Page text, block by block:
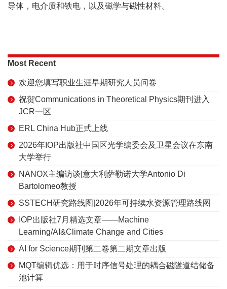
导体，电介质和铁电，以及磁学与磁性材料。
Most Recent
欢迎您填写职业生涯早期研究人员问卷
祝贺Communications in Theoretical Physics期刊进入
JCR一区
ERL China Hub正式上线
2026年IOP出版社中国区光学编委会及卫星会议在东南
大学举行
NANOX主编访谈|意大利萨勒诺大学Antonio Di
Bartolomeo教授
SSTECH研究路线图|2026年可持续水资源管理路线图
IOP出版社7月精选文章——Machine
Learning/AI&Climate Change and Cities
AI for Science期刊第二卷第二期文章出版
MQT编辑优选：用于时序信号处理的耦合磁隧道结储备
池计算